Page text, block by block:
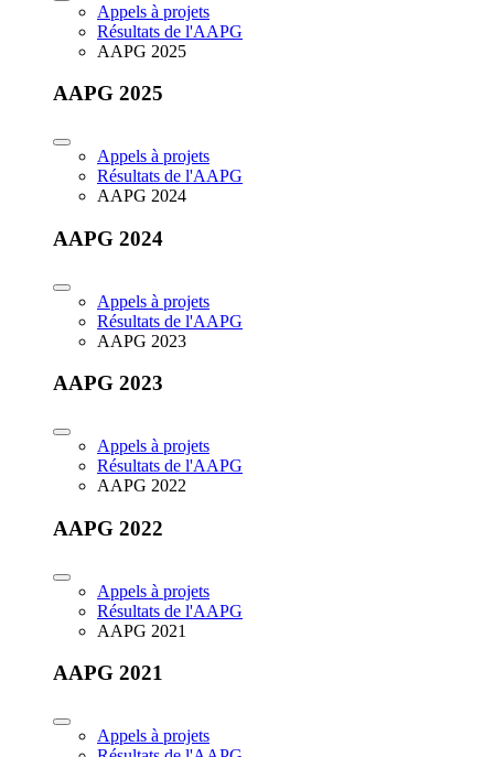
Appels à projets
Résultats de l'AAPG
AAPG 2025
AAPG 2025
Appels à projets
Résultats de l'AAPG
AAPG 2024
AAPG 2024
Appels à projets
Résultats de l'AAPG
AAPG 2023
AAPG 2023
Appels à projets
Résultats de l'AAPG
AAPG 2022
AAPG 2022
Appels à projets
Résultats de l'AAPG
AAPG 2021
AAPG 2021
Appels à projets